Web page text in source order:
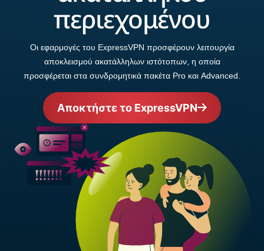
περιεχομένου
Οι εφαρμογές του ExpressVPN προσφέρουν λειτουργία
αποκλεισμού ακατάλληλων ιστότοπων, η οποία
προσφέρεται στα συνδρομητικά πακέτα Pro και Advanced.
Αποκτήστε το ExpressVPN